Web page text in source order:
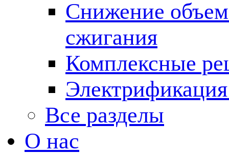
Снижение
сжигания
Комплексные
Все разделы
О нас